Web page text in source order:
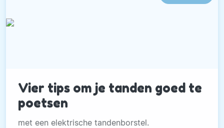
Vier tips om je tanden goed te
poetsen
met een elektrische tandenborstel.